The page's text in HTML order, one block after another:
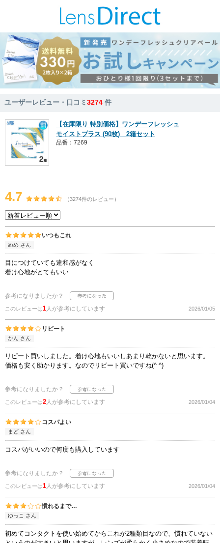
ユーザーレビュー・口コミ3274 件
【在庫限り 特別価格】ワンデーフレッシュ
モイストプラス (90枚) 2箱セット
品番：7269
4.7 （3274件のレビュー）
いつもこれ
めめ さん
目につけていても違和感がなく
着け心地がとてもいい
参考になりましたか？
このレビューは1人が参考にしています 2026/01/05
リピート
かん さん
リピート買いしました。着け心地もいいしあまり乾かないと思います。
価格も安く助かります。なのでリピート買いですね(^ ^)
参考になりましたか？
このレビューは2人が参考にしています 2026/01/04
コスパよい
まど さん
コスパがいいので何度も購入しています
参考になりましたか？
このレビューは1人が参考にしています 2026/01/04
慣れるまで…
ゆっこ さん
初めてコンタクトを使い始めてからこれが2種類目なので、慣れていない